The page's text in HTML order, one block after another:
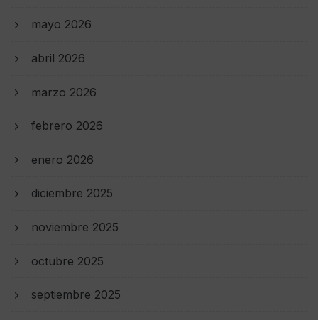
mayo 2026
abril 2026
marzo 2026
febrero 2026
enero 2026
diciembre 2025
noviembre 2025
octubre 2025
septiembre 2025